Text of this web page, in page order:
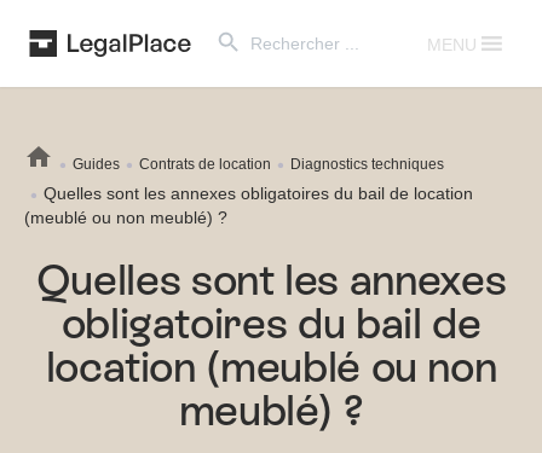
for:
MENU
Guides Contrats de location Diagnostics techniques
Quelles sont les annexes obligatoires du bail de location
(meublé ou non meublé) ?
Quelles sont les annexes
obligatoires du bail de
location (meublé ou non
meublé) ?